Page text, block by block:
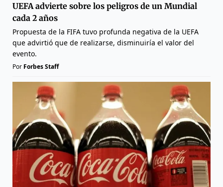
UEFA advierte sobre los peligros de un Mundial
cada 2 años
Propuesta de la FIFA tuvo profunda negativa de la UEFA
que advirtió que de realizarse, disminuiría el valor del
evento.
Por Forbes Staff